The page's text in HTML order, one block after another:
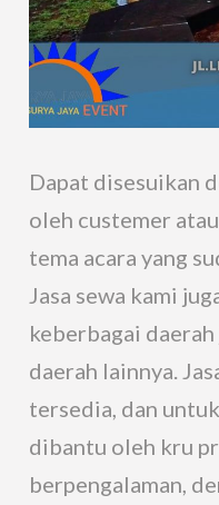
Dapat disesuikan
oleh custemer
tema acara yang
Jasa sewa kami
keberbagai
daerah lainnya.
tersedia, dan
dibantu oleh kru
berpengalaman,